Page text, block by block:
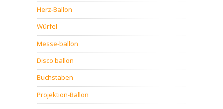
Herz-Ballon
Würfel
Messe-ballon
Disco ballon
Buchstaben
Projektion-Ballon